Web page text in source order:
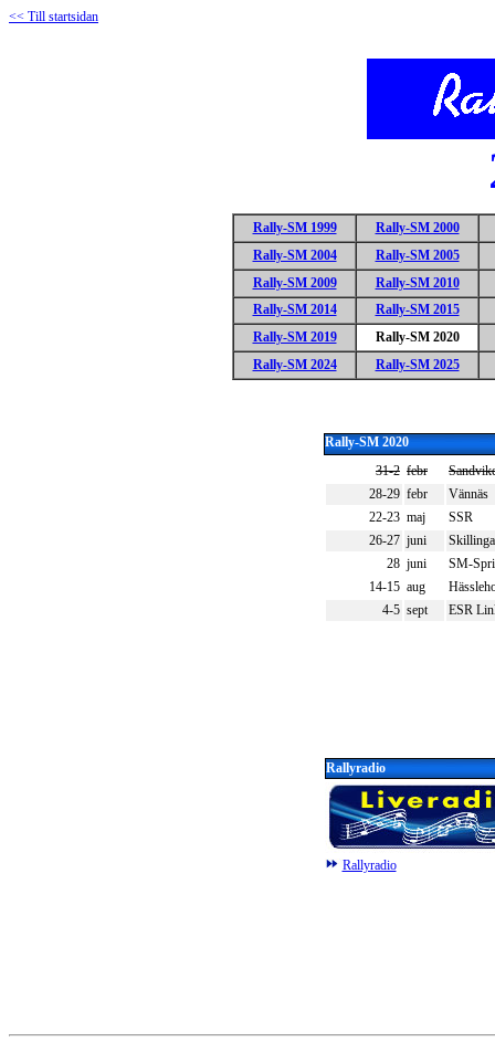
<< Till startsidan
Rally-SM 1999
Rally-SM 2000
Rally-SM 2004
Rally-SM 2005
Rally-SM 2009
Rally-SM 2010
Rally-SM 2014
Rally-SM 2015
Rally-SM 2019
Rally-SM 2020
Rally-SM 2024
Rally-SM 2025
Rally-SM 2020
31-2 febr
28-29 febr
Vännäs
22-23 maj
SSR
26-27 juni
28 juni
SM-
14-15 aug
4-5 sept ESR
Rallyradio
Rallyradio